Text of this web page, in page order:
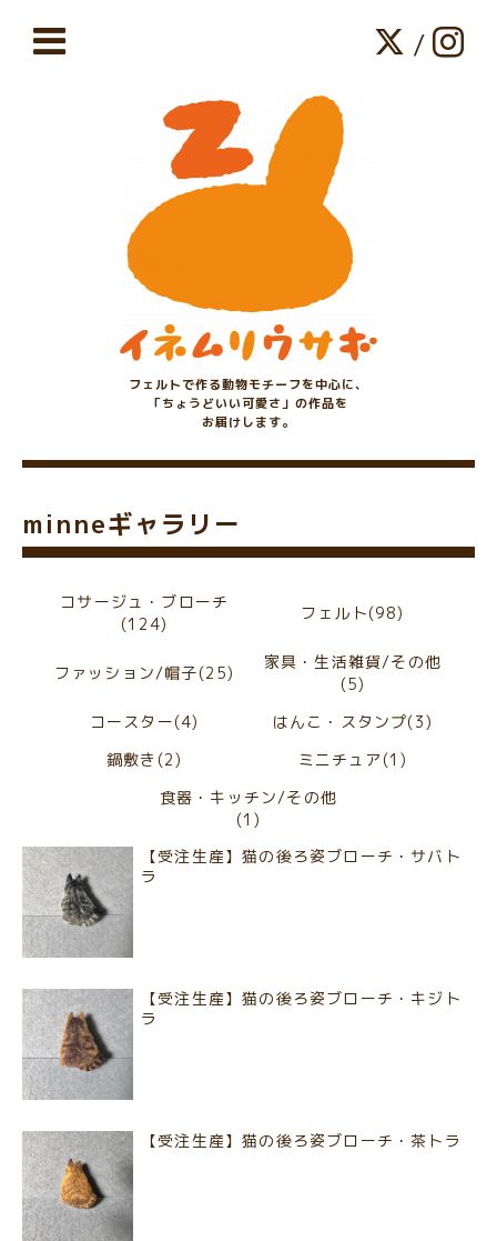
/
フェルトで作る動物モチーフを中心に、
「ちょうどいい可愛さ」の作品を
お届けします。
minneギャラリー
コサージュ・ブローチ
(124)
フェルト(98)
ファッション/帽子(25)
家具・生活雑貨/その他
(5)
コースター(4)
はんこ・スタンプ(3)
鍋敷き(2)
ミニチュア(1)
食器・キッチン/その他
(1)
【受注生産】猫の後ろ姿ブローチ・サバト
ラ
【受注生産】猫の後ろ姿ブローチ・キジト
ラ
【受注生産】猫の後ろ姿ブローチ・茶トラ